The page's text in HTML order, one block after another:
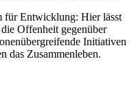
für Entwicklung: Hier lässt
Offenheit gegenüber
Initiativen
das Zusammenleben.